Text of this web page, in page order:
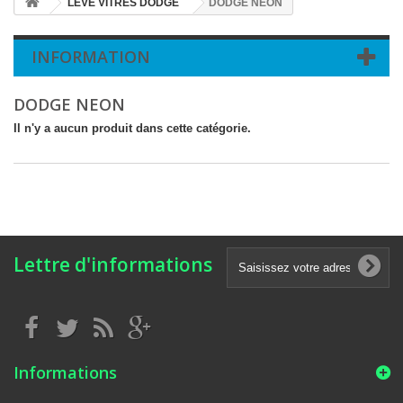
LEVE VITRES DODGE DODGE NEON
INFORMATION
DODGE NEON
Il n'y a aucun produit dans cette catégorie.
Lettre d'informations
Informations